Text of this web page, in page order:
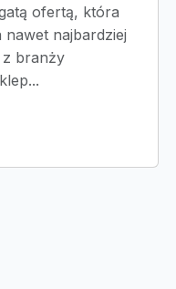
ofertą, która
nawet najbardziej
z branży